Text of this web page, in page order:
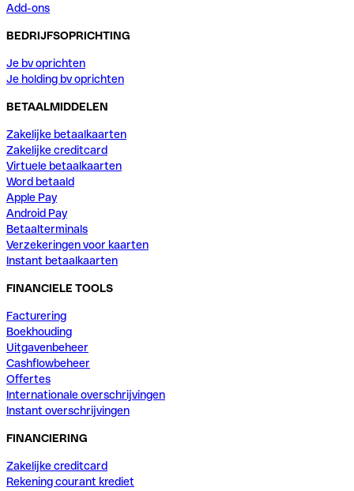
Add-ons
BEDRIJFSOPRICHTING
Je bv oprichten
Je holding bv oprichten
BETAALMIDDELEN
Zakelijke betaalkaarten
Zakelijke creditcard
Virtuele betaalkaarten
Word betaald
Apple Pay
Android Pay
Betaalterminals
Verzekeringen voor kaarten
Instant betaalkaarten
FINANCIELE TOOLS
Facturering
Boekhouding
Uitgavenbeheer
Cashflowbeheer
Offertes
Internationale overschrijvingen
Instant overschrijvingen
FINANCIERING
Zakelijke creditcard
Rekening courant krediet